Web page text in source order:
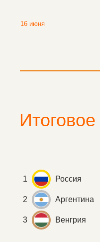
16 июня
1 Россия
2 Аргентина
3 Венгрия